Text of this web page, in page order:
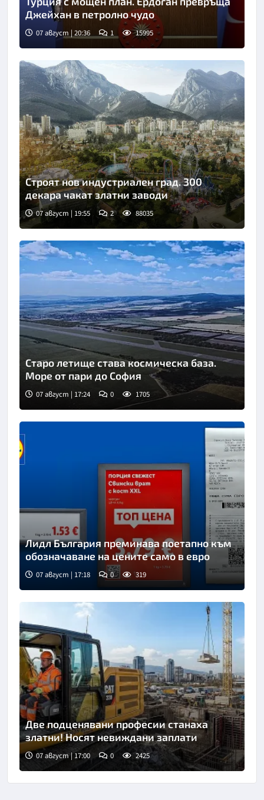
Джейхан в петролно чудо
07 август | 20:36 1 15995
Строят нов индустриален град. 300
декара чакат златни заводи
07 август | 19:55 2 88035
Старо летище става космическа база.
Море от пари до София
07 август | 17:24 0 1705
Лидл България преминава поетапно към
обозначаване на цените само в евро
07 август | 17:18 0 319
Две подценявани професии станаха
златни! Носят невиждани заплати
07 август | 17:00 0 2425